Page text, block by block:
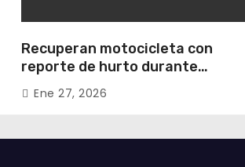
Recuperan motocicleta con
reporte de hurto durante
operativo de seguridad en Rafael
Uribe Uribe
Ene 27, 2026